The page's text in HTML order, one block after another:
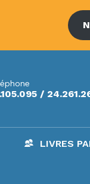
/
LIVRES